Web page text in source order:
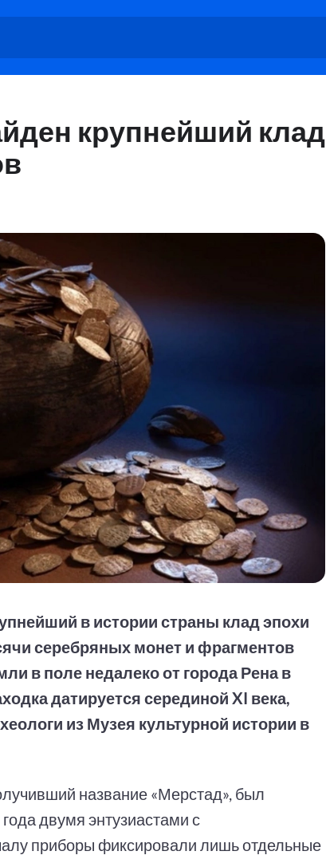
крупнейший клад
в истории страны клад эпохи
серебряных монет и фрагментов
в поле недалеко от города Рена в
датируется серединой XI века,
из Музея культурной истории в
название «Мерстад», был
двумя энтузиастами с
приборы фиксировали лишь отдельные